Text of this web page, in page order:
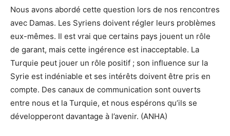
Nous avons abordé cette question lors de nos rencontres
avec Damas. Les Syriens doivent régler leurs problèmes
eux-mêmes. Il est vrai que certains pays jouent un rôle
de garant, mais cette ingérence est inacceptable. La
Turquie peut jouer un rôle positif ; son influence sur la
Syrie est indéniable et ses intérêts doivent être pris en
compte. Des canaux de communication sont ouverts
entre nous et la Turquie, et nous espérons qu’ils se
développeront davantage à l’avenir. (ANHA)